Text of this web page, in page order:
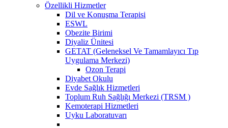
Özellikli Hizmetler
Dil ve Konuşma Terapisi
ESWL
Obezite Birimi
Diyaliz Ünitesi
GETAT (Geleneksel Ve Tamamlayıcı Tıp
Uygulama Merkezi)
Ozon Terapi
Diyabet Okulu
Evde Sağlık Hizmetleri
Toplum Ruh Sağlığı Merkezi (TRSM )
Kemoterapi Hizmetleri
Uyku Laboratuvarı